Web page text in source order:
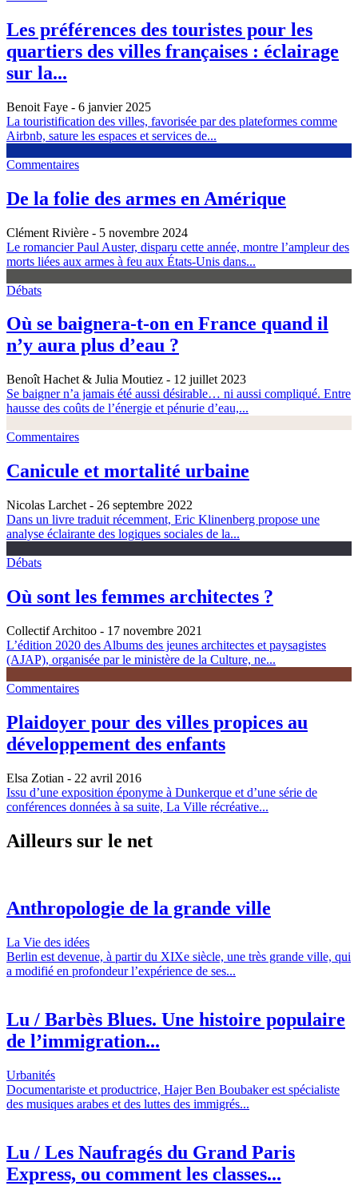
Les préférences des touristes pour les
quartiers des villes françaises : éclairage
sur la...
Benoit Faye - 6 janvier 2025
La touristification des villes, favorisée par des plateformes comme
Airbnb, sature les espaces et services de...
Commentaires
De la folie des armes en Amérique
Clément Rivière - 5 novembre 2024
Le romancier Paul Auster, disparu cette année, montre l’ampleur des
morts liées aux armes à feu aux États-Unis dans...
Débats
Où se baignera-t-on en France quand il
n’y aura plus d’eau ?
Benoît Hachet & Julia Moutiez - 12 juillet 2023
Se baigner n’a jamais été aussi désirable… ni aussi compliqué. Entre
hausse des coûts de l’énergie et pénurie d’eau,...
Commentaires
Canicule et mortalité urbaine
Nicolas Larchet - 26 septembre 2022
Dans un livre traduit récemment, Eric Klinenberg propose une
analyse éclairante des logiques sociales de la...
Débats
Où sont les femmes architectes ?
Collectif Architoo - 17 novembre 2021
L’édition 2020 des Albums des jeunes architectes et paysagistes
(AJAP), organisée par le ministère de la Culture, ne...
Commentaires
Plaidoyer pour des villes propices au
développement des enfants
Elsa Zotian - 22 avril 2016
Issu d’une exposition éponyme à Dunkerque et d’une série de
conférences données à sa suite, La Ville récréative...
Ailleurs sur le net
Anthropologie de la grande ville
La Vie des idées
Berlin est devenue, à partir du XIXe siècle, une très grande ville, qui
a modifié en profondeur l’expérience de ses...
Lu / Barbès Blues. Une histoire populaire
de l’immigration...
Urbanités
Documentariste et productrice, Hajer Ben Boubaker est spécialiste
des musiques arabes et des luttes des immigrés...
Lu / Les Naufragés du Grand Paris
Express, ou comment les classes...